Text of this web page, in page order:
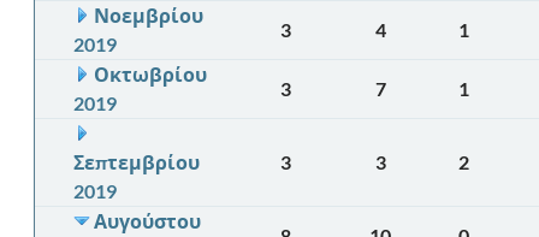
Νοεμβρίου
2019
3 4
1
Οκτωβρίου
2019
3 7 1
Σεπτεμβρίου
2019
3 3 2
Αυγούστου